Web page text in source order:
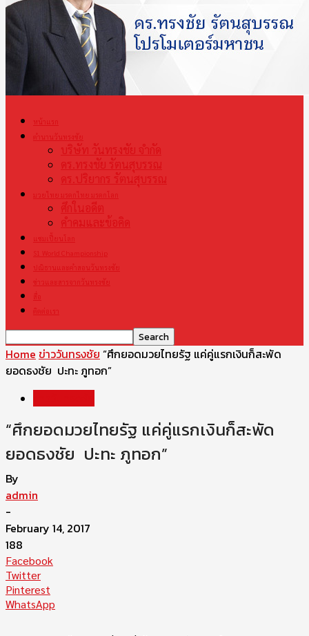
หน้าแรก
ตำนานวันทรงชัย
บริษัท วันทรงชัย จำกัด
ดร.ทรงชัย รัตนสุบรรณ
ดร.ปริยากร รัตนสุบรรณ
มวยไทย มรดกไทย มรดกโลก
ศึกในอดีต
คำคมและข้อคิด
แชมเปี้ยนโลก
S1 World Championship
ปณิธานและคำสอนวันทรงชัย
ข่าวและสารจากวันทรงชัย
สื่อ
ติดต่อเรา
Home ข่าววันทรงชัย “ศึกยอดมวยไทยรัฐ แค่คู่แรกเงินก็สะพัด
ยอดธงชัย ปะทะ ภูทอก”
“ศึกยอดมวยไทยรัฐ แค่คู่แรกเงินก็สะพัด
ยอดธงชัย ปะทะ ภูทอก”
By
admin
-
February 14, 2017
188
Facebook
Twitter
Pinterest
WhatsApp